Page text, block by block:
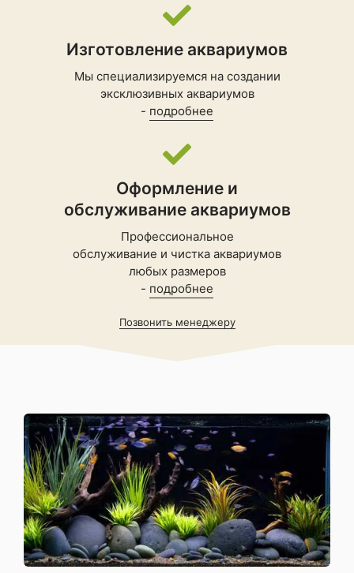
Изготовление аквариумов
Мы специализируемся на создании
эксклюзивных аквариумов
- подробнее
Оформление и
обслуживание аквариумов
Профессиональное
обслуживание и чистка аквариумов
любых размеров
- подробнее
Позвонить менеджеру